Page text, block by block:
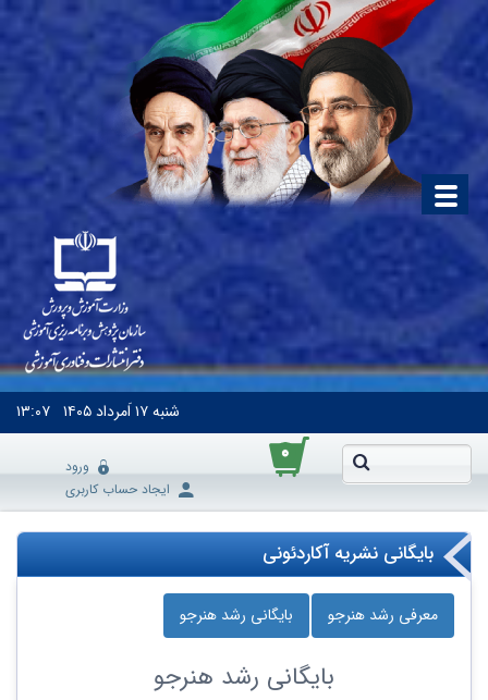
شنبه۱۷ اَمرداد ۱۴۰۵ ۱۳:۰۷
۰
ورود
ایجاد حساب کاربری
بایگانی نشریه آکاردئونی
معرفی رشد هنرجو بایگانی رشد هنرجو
بایگانی رشد هنرجو